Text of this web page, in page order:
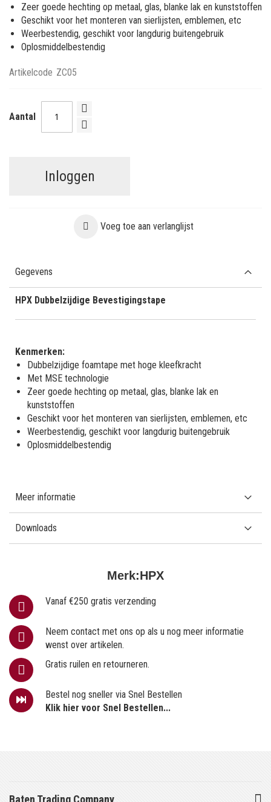
Zeer goede hechting op metaal, glas, blanke lak en kunststoffen
Geschikt voor het monteren van sierlijsten, emblemen, etc
Weerbestendig, geschikt voor langdurig buitengebruik
Oplosmiddelbestendig
Artikelcode ZC05
Aantal
Inloggen
Voeg toe aan verlanglijst
Merk:HPX
Vanaf €250 gratis verzending
Neem contact met ons op als u nog meer informatie
wenst over artikelen.
Gratis ruilen en retourneren.
Bestel nog sneller via Snel Bestellen
Klik hier voor Snel Bestellen...
Gegevens
HPX Dubbelzijdige Bevestigingstape
Kenmerken:
Dubbelzijdige foamtape met hoge kleefkracht
Met MSE technologie
Zeer goede hechting op metaal, glas, blanke lak en
kunststoffen
Geschikt voor het monteren van sierlijsten, emblemen, etc
Weerbestendig, geschikt voor langdurig buitengebruik
Oplosmiddelbestendig
Meer informatie
Downloads
Baten Trading Company